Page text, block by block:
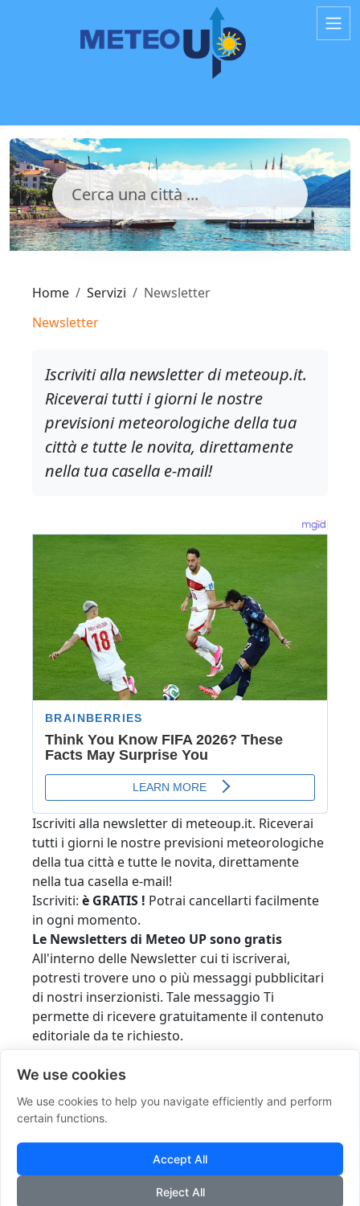
Home Servizi
Newsletter
Newsletter
Iscriviti alla newsletter di meteoup.it.
Riceverai tutti i giorni le nostre
previsioni meteorologiche della tua
città e tutte le novita, direttamente
nella tua casella e-mail!
Iscriviti alla newsletter di meteoup.it. Riceverai
tutti i giorni le nostre previsioni meteorologiche
della tua città e tutte le novita, direttamente
nella tua casella e-mail!
Iscriviti: è GRATIS ! Potrai cancellarti facilmente
in ogni momento.
Le Newsletters di Meteo UPsono gratis
All'interno delle Newsletter cui ti iscriverai,
potresti trovere uno o più messaggi pubblicitari
di nostri inserzionisti. Tale messaggio Ti
permette di ricevere gratuitamente il contenuto
editoriale da te richiesto.
opt-in)
Ogni richiesta di iscrizione ai servizi è verificata
da MeteoUP
tramite un sistema che richiede
richiesto l'abbonamento (double opt-in) tesa a
verificare che la persona che ha inoltrato la
iscrizione sia la vera titolare dell'indirizzo e-mail
We use cookies
We use cookies to help you navigate efficiently and perform
certain functions.
Accept All
Reject All